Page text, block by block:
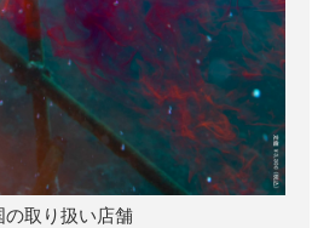
の取り扱い店舗